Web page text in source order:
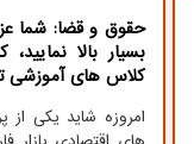
حقوق و قضا: شما
بسیار بالا
كلاس های آموزشی
امروزه شاید یکی